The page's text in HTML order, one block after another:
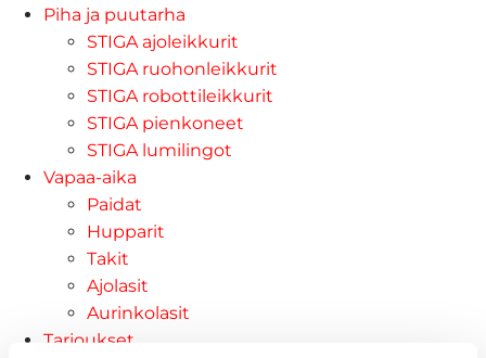
Piha ja puutarha
STIGA ajoleikkurit
STIGA ruohonleikkurit
STIGA robottileikkurit
STIGA pienkoneet
STIGA lumilingot
Vapaa-aika
Paidat
Hupparit
Takit
Ajolasit
Aurinkolasit
Tarjoukset